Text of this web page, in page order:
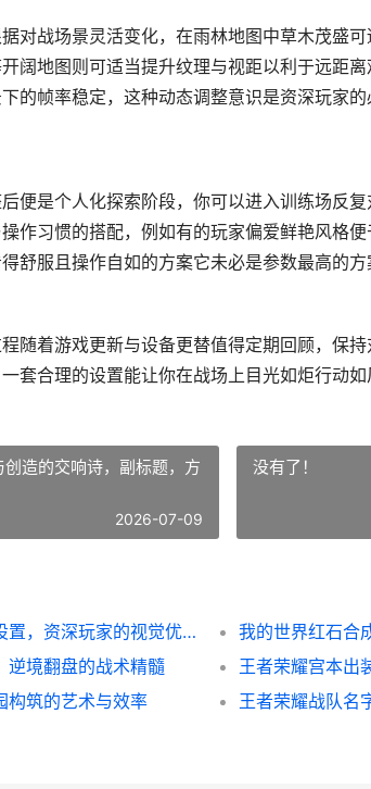
对战场景灵活变化，在雨林地图中草木茂盛
阔地图则可适当提升纹理与视距以利于远距
的帧率稳定，这种动态调整意识是资深玩家的
便是个人化探索阶段，你可以进入训练场反
作习惯的搭配，例如有的玩家偏爱鲜艳风格便
舒服且操作自如的方案它未必是参数最高的
随着游戏更新与设备更替值得定期回顾，保
套合理的设置能让你在战场上目光如炬行动如
造的交响诗，副标题，方
2026-07-09
没有了！
和平精英画面渲染如何设置，资深玩家的视觉优化指南副标题，极致画面与流畅体验的平衡艺术
逆境翻盘的战术精髓
王者荣耀宫本出
构筑的艺术与效率